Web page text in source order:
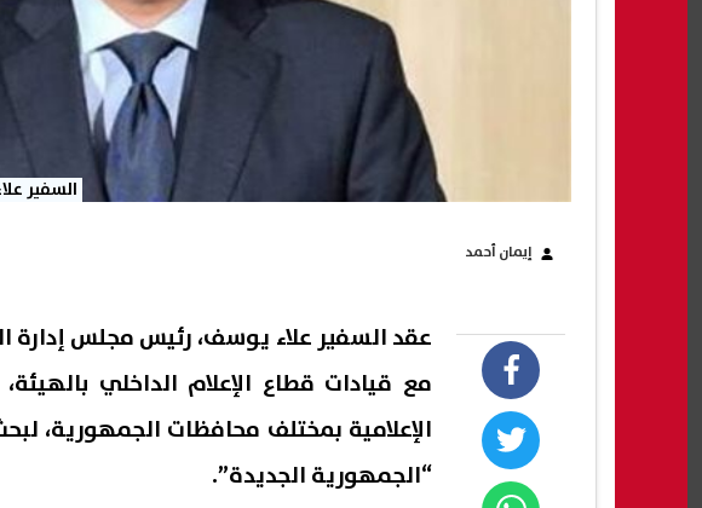
السفير
إيمان أحمد
عقد السفير علاء يوسف، رئيس مجلس إدارة
مع قيادات قطاع الإعلام الداخلي
الإعلامية بمختلف محافظات الجمهورية،
“الجمهورية الجديدة”.